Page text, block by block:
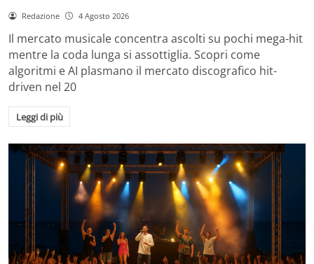
Redazione 4 Agosto 2026
Il mercato musicale concentra ascolti su pochi mega-hit
mentre la coda lunga si assottiglia. Scopri come
algoritmi e AI plasmano il mercato discografico hit-
driven nel 20
Leggi di più